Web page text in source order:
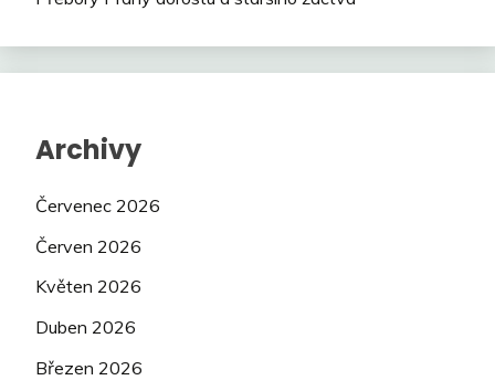
Archivy
Červenec 2026
Červen 2026
Květen 2026
Duben 2026
Březen 2026